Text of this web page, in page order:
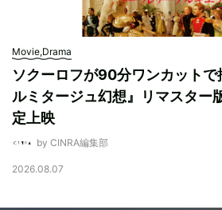
Movie,Drama
ソクーロフが90分ワンカットで
ルミタージュ幻想』リマスター
定上映
by CINRA編集部
2026.08.07